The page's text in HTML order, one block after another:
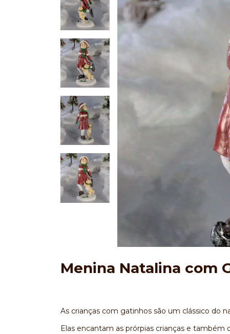
Menina Natalina com
As crianças com gatinhos são um clássico do
Elas encantam as prórpias crianças e também